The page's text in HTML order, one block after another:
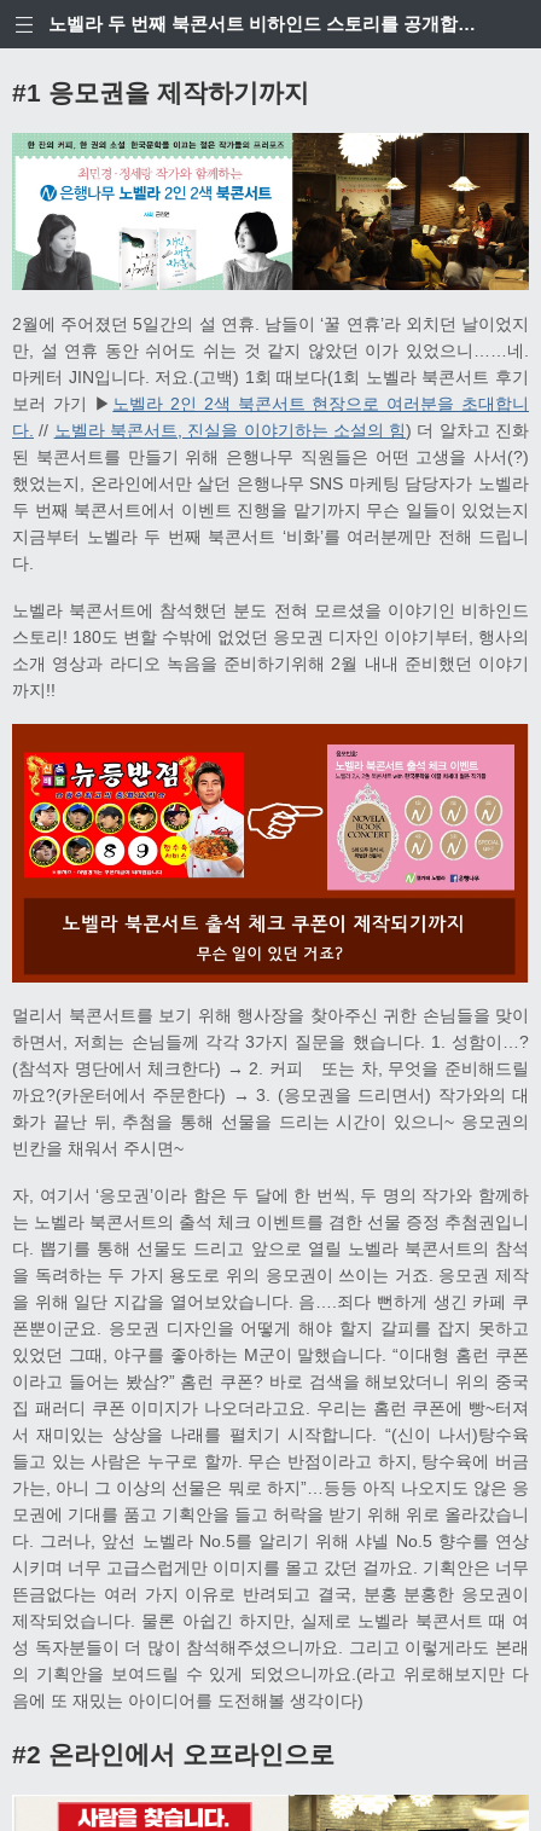
노벨라 두 번째 북콘서트 비하인드 스토리를 공개합니다
#1 응모권을 제작하기까지
2월에 주어졌던 5일간의 설 연휴. 남들이 ‘꿀 연휴’라 외치던 날이었지
만, 설 연휴 동안 쉬어도 쉬는 것 같지 않았던 이가 있었으니……네.
마케터 JIN입니다. 저요.(고백) 1회 때보다(1회 노벨라 북콘서트 후기
보러 가기 ▶ 노벨라 2인 2색 북콘서트 현장으로 여러분을 초대합니
다. // 노벨라 북콘서트, 진실을 이야기하는 소설의 힘) 더 알차고 진화
된 북콘서트를 만들기 위해 은행나무 직원들은 어떤 고생을 사서(?)
했었는지, 온라인에서만 살던 은행나무 SNS 마케팅 담당자가 노벨라
두 번째 북콘서트에서 이벤트 진행을 맡기까지 무슨 일들이 있었는지
지금부터 노벨라 두 번째 북콘서트 ‘비화’를 여러분께만 전해 드립니
다.
노벨라 북콘서트에 참석했던 분도 전혀 모르셨을 이야기인 비하인드
스토리! 180도 변할 수밖에 없었던 응모권 디자인 이야기부터, 행사의
소개 영상과 라디오 녹음을 준비하기위해 2월 내내 준비했던 이야기
까지!!
멀리서 북콘서트를 보기 위해 행사장을 찾아주신 귀한 손님들을 맞이
하면서, 저희는 손님들께 각각 3가지 질문을 했습니다. 1. 성함이…?
(참석자 명단에서 체크한다) → 2. 커피 또는 차, 무엇을 준비해드릴
까요?(카운터에서 주문한다) → 3. (응모권을 드리면서) 작가와의 대
화가 끝난 뒤, 추첨을 통해 선물을 드리는 시간이 있으니~ 응모권의
빈칸을 채워서 주시면~
자, 여기서 ‘응모권’이라 함은 두 달에 한 번씩, 두 명의 작가와 함께하
는 노벨라 북콘서트의 출석 체크 이벤트를 겸한 선물 증정 추첨권입니
다. 뽑기를 통해 선물도 드리고 앞으로 열릴 노벨라 북콘서트의 참석
을 독려하는 두 가지 용도로 위의 응모권이 쓰이는 거죠. 응모권 제작
을 위해 일단 지갑을 열어보았습니다. 음….죄다 뻔하게 생긴 카페 쿠
폰뿐이군요. 응모권 디자인을 어떻게 해야 할지 갈피를 잡지 못하고
있었던 그때, 야구를 좋아하는 M군이 말했습니다. “이대형 홈런 쿠폰
이라고 들어는 봤삼?” 홈런 쿠폰? 바로 검색을 해보았더니 위의 중국
집 패러디 쿠폰 이미지가 나오더라고요. 우리는 홈런 쿠폰에 빵~터져
서 재미있는 상상을 나래를 펼치기 시작합니다. “(신이 나서)탕수육
들고 있는 사람은 누구로 할까. 무슨 반점이라고 하지, 탕수육에 버금
가는, 아니 그 이상의 선물은 뭐로 하지”…등등 아직 나오지도 않은 응
모권에 기대를 품고 기획안을 들고 허락을 받기 위해 위로 올라갔습니
다. 그러나, 앞선 노벨라 No.5를 알리기 위해 샤넬 No.5 향수를 연상
시키며 너무 고급스럽게만 이미지를 몰고 갔던 걸까요. 기획안은 너무
뜬금없다는 여러 가지 이유로 반려되고 결국, 분홍 분홍한 응모권이
제작되었습니다. 물론 아쉽긴 하지만, 실제로 노벨라 북콘서트 때 여
성 독자분들이 더 많이 참석해주셨으니까요. 그리고 이렇게라도 본래
의 기획안을 보여드릴 수 있게 되었으니까요.(라고 위로해보지만 다
음에 또 재밌는 아이디어를 도전해볼 생각이다)
#2 온라인에서 오프라인으로